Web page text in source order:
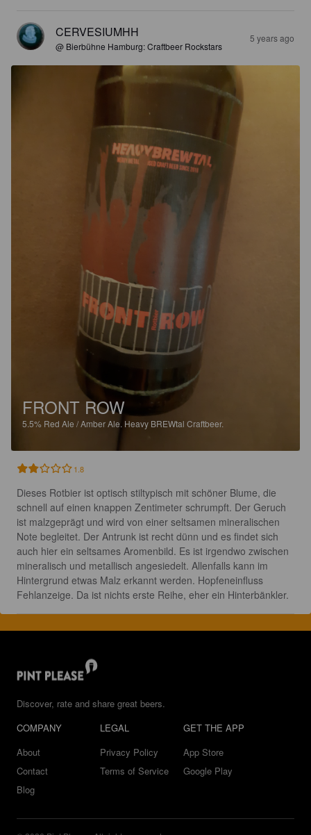
CERVESIUMHH
@ Bierbühne Hamburg: Craftbeer Rockstars
5 years ago
FRONT ROW
5.5% Red Ale / Amber Ale. Heavy BREWtal Craftbeer.
1.8
Dieses Rotbier ist optisch stiltypisch mit schöner Blume, die
schnell auf einen knappen Zentimeter schrumpft. Der Geruch
ist malzgeprägt und wird von einer seltsamen mineralischen
Note begleitet. Der Antrunk ist recht dünn und es findet sich
auch hier ein seltsames Aromenbild. Es ist irgendwo zwischen
mineralisch und metallisch angesiedelt. Allenfalls kann im
Hintergrund etwas Malz erkannt werden. Hopfeneinfluss
Fehlanzeige. Da ist nichts erste Reihe, eher ein Hinterbänkler.
Discover, rate and share great beers.
COMPANY
About
Contact
Blog
LEGAL
Privacy Policy
Terms of Service
GET THE APP
App Store
Google Play